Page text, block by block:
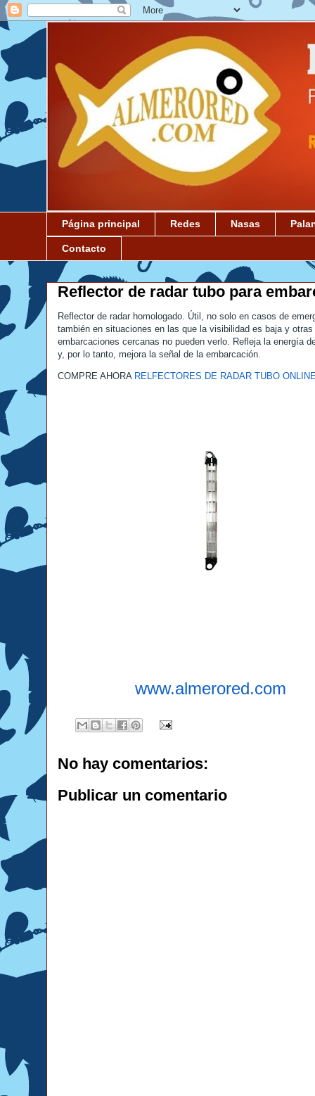
Página principal Redes Nasas
Contacto
Reflector de radar tubo para
Reflector de radar homologado. Útil, no solo en casos de
también en situaciones en las que la visibilidad es baja y otras
embarcaciones cercanas no pueden verlo. Refleja la energía
y, por lo tanto, mejora la señal de la embarcación.
COMPRE AHORA RELFECTORES DE RADAR TUBO
www.almerored.com
No hay comentarios:
Publicar un comentario